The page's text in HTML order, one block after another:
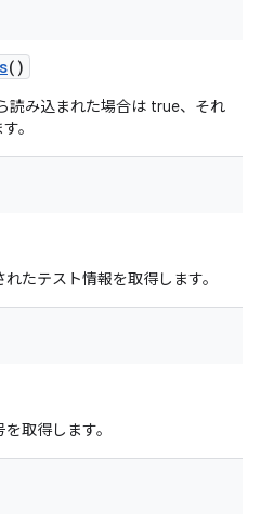
()
読み込まれた場合は true、それ
。
たテスト情報を取得します。
取得します。